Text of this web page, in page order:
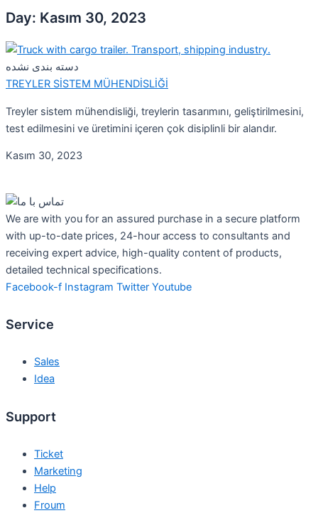
Day: Kasım 30, 2023
دسته بندی نشده
TREYLER SİSTEM MÜHENDİSLİĞİ
Treyler sistem mühendisliği, treylerin tasarımını, geliştirilmesini,
test edilmesini ve üretimini içeren çok disiplinli bir alandır.
Kasım 30, 2023
We are with you for an assured purchase in a secure platform
with up-to-date prices, 24-hour access to consultants and
receiving expert advice, high-quality content of products,
detailed technical specifications.
Facebook-f Instagram Twitter Youtube
Service
Sales
Idea
Support
Ticket
Marketing
Help
Froum